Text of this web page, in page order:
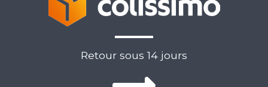
Retour sous 14 jours